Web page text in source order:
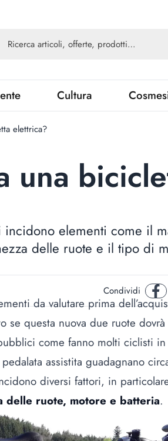
Cultura
elettrica?
una
elementi come il
delle ruote e il tipo di
Condividi
da valutare prima
se questa nuova due ruote dovrà
come fanno molti ciclisti
assistita guadagnano
diversi fattori, in
delle ruote, motore e batteria.